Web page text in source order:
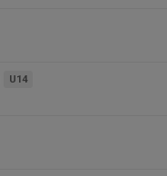
U14